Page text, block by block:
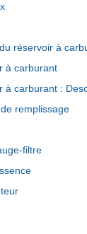
réservoir à
à carburant
à carburant :
remplissage
filtre